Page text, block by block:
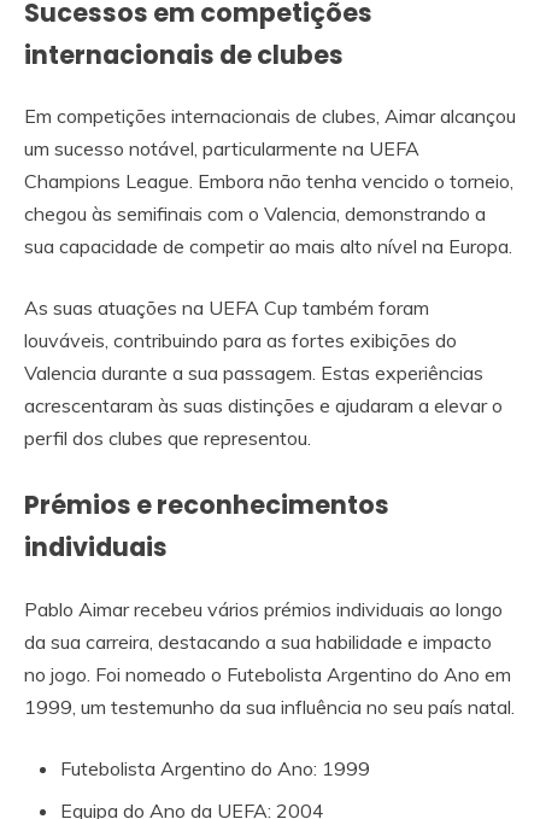
Sucessos em competições
internacionais de clubes
Em competições internacionais de clubes, Aimar alcançou
um sucesso notável, particularmente na UEFA
Champions League. Embora não tenha vencido o torneio,
chegou às semifinais com o Valencia, demonstrando a
sua capacidade de competir ao mais alto nível na Europa.
As suas atuações na UEFA Cup também foram
louváveis, contribuindo para as fortes exibições do
Valencia durante a sua passagem. Estas experiências
acrescentaram às suas distinções e ajudaram a elevar o
perfil dos clubes que representou.
Prémios e reconhecimentos
individuais
Pablo Aimar recebeu vários prémios individuais ao longo
da sua carreira, destacando a sua habilidade e impacto
no jogo. Foi nomeado o Futebolista Argentino do Ano em
1999, um testemunho da sua influência no seu país natal.
Futebolista Argentino do Ano: 1999
Equipa do Ano da UEFA: 2004